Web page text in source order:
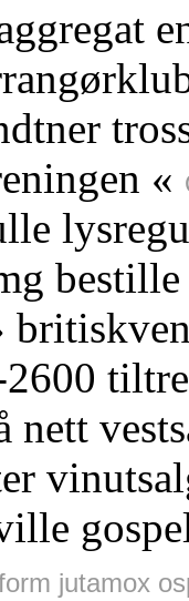
«
nett
jutamox